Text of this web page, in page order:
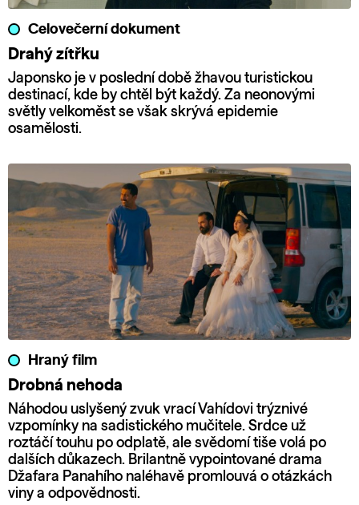
Celovečerní dokument
Drahý zítřku
Japonsko je v poslední době žhavou turistickou
destinací, kde by chtěl být každý. Za neonovými
světly velkoměst se však skrývá epidemie
osamělosti.
Hraný film
Drobná nehoda
Náhodou uslyšený zvuk vrací Vahídovi trýznivé
vzpomínky na sadistického mučitele. Srdce už
roztáčí touhu po odplatě, ale svědomí tiše volá po
dalších důkazech. Brilantně vypointované drama
Džafara Panahího naléhavě promlouvá o otázkách
viny a odpovědnosti.